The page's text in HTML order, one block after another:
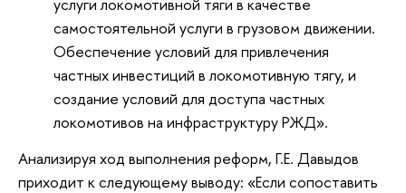
услуги локомотивной тяги в качестве
самостоятельной услуги в грузовом движении.
Обеспечение условий для привлечения
частных инвестиций в локомотивную тягу, и
создание условий для доступа частных
локомотивов на инфраструктуру РЖД».
Анализируя ход выполнения реформ, Г.Е. Давыдов
приходит к следующему выводу: «Если сопоставить